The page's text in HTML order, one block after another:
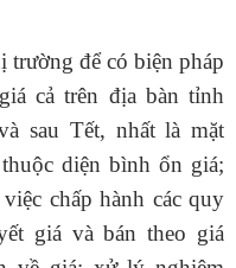
trường để có biện pháp
cả trên địa bàn tỉnh
sau Tết, nhất là mặt
diện bình ổn giá;
chấp hành các quy
giá và bán theo giá